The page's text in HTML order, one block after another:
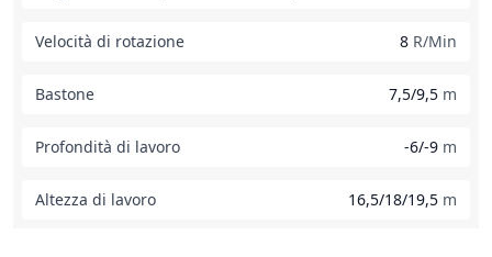
Velocità di rotazione 8 R/Min
Bastone 7,5/9,5 m
Profondità di lavoro -6/-9 m
Altezza di lavoro 16,5/18/19,5 m